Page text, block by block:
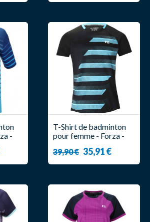
-
T-Shirt de badminton
pour femme - Forza -
39,90 € 35,91 €